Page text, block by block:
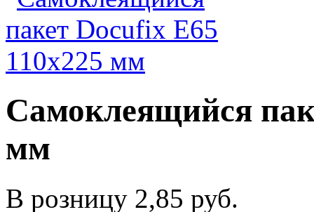
Самоклеящийся
мм
В розницу 2,85 руб.